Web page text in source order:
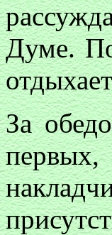
Думе.
За
первых,